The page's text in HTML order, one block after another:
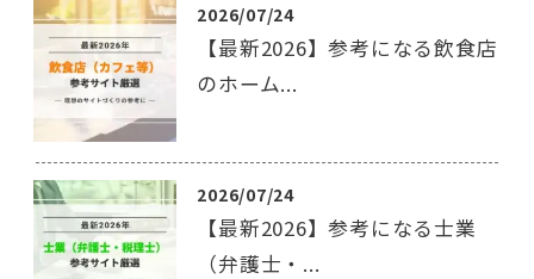
2026/07/24
【最新2026】参考になる飲食店
のホーム...
2026/07/24
【最新2026】参考になる士業
（弁護士・...